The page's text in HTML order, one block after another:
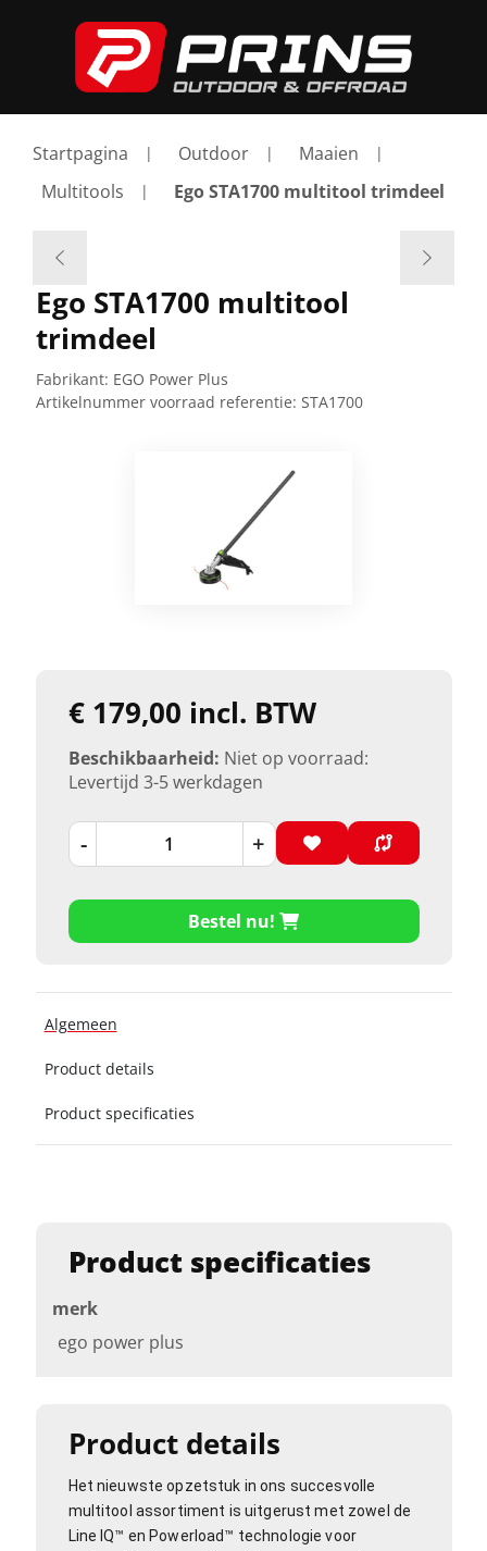
Startpagina Outdoor
Maaien
Multitools
Ego STA1700 multitool trimdeel
Product details
Het nieuwste opzetstuk in ons succesvolle
multitool assortiment is uitgerust met zowel de
Line IQ™ en Powerload™ technologie voor
Product specificaties
merk
ego power plus
Ego STA1700 multitool
trimdeel
Fabrikant: EGO Power Plus
Artikelnummer voorraad referentie: STA1700
€ 179,00 incl. BTW
Beschikbaarheid: Niet op voorraad:
Levertijd 3-5 werkdagen
- +
Bestel nu!
Algemeen
Product details
Product specificaties